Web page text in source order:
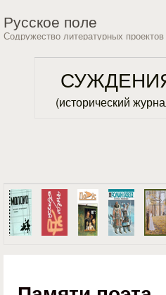
Русское поле
Содружество литературных проектов
(исторический